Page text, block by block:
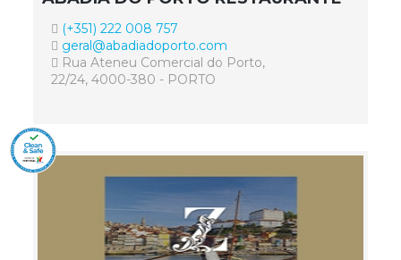
(+351) 222 008 757
geral@abadiadoporto.com
Rua Ateneu Comercial do Porto,
22/24, 4000-380 - PORTO